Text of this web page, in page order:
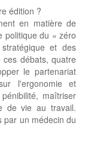
édition ?
en matière de
politique du « zéro
et des
débats, quatre
le partenariat
l'ergonomie et
maîtriser
de vie au travail.
par un médecin du